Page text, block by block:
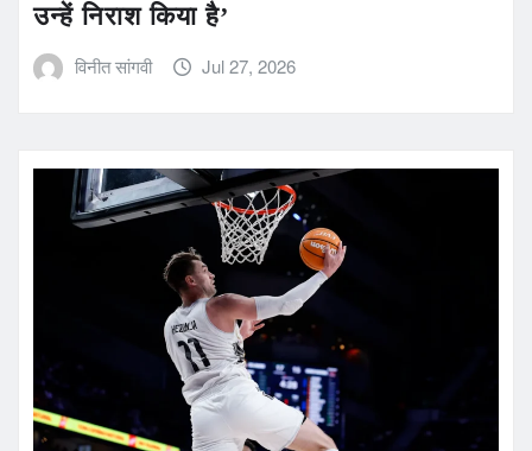
उन्हें निराश किया है’
विनीत सांगवी Jul 27, 2026